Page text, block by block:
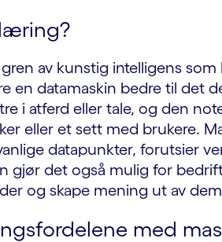
av kunstig intelligens som
en datamaskin bedre til det
i atferd eller tale, og den
eller et sett med brukere.
datapunkter, forutsier
gjør det også mulig for
og skape mening ut av
med